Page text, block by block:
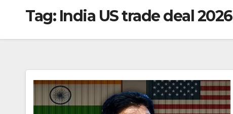
Tag: India US trade deal 2026